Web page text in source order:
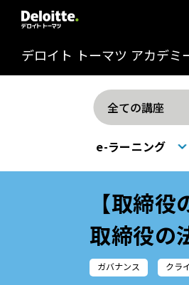
デロイト トーマツ アカデミ
e-ラーニング
【取締
取締役の
ガバナンス クラ